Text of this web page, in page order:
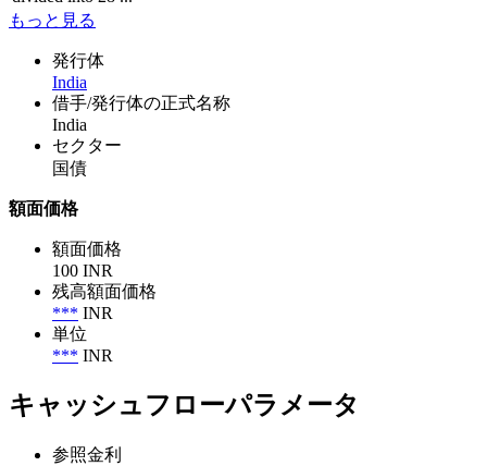
もっと見る
発行体
India
借手/発行体の正式名称
India
セクター
国債
額面価格
額面価格
100 INR
残高額面価格
*** INR
単位
*** INR
キャッシュフローパラメータ
参照金利